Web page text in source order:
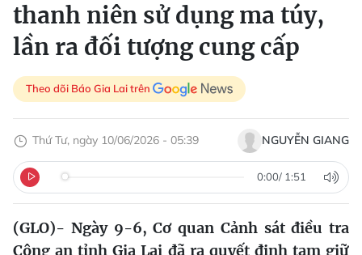
thanh niên sử dụng ma túy,
lần ra đối tượng cung cấp
Theo dõi Báo Gia Lai trên
Thứ Tư, ngày 10/06/2026 - 05:39 NGUYỄN GIANG
0:00/ 1:51
(GLO)- Ngày 9-6, Cơ quan Cảnh sát điều tra
Công an tỉnh Gia Lai đã ra quyết định tạm giữ